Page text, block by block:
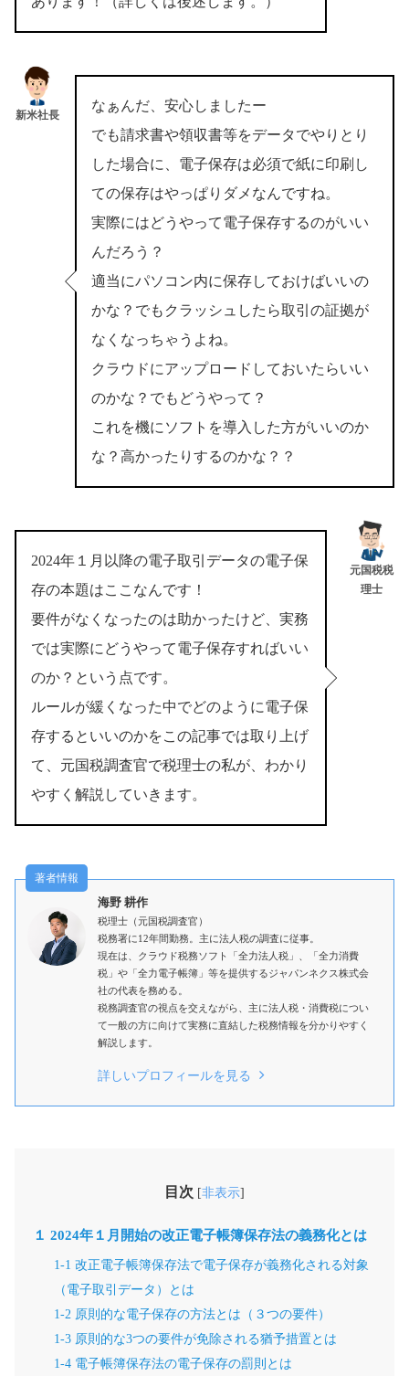
新米社長
なぁんだ、安心しましたー
でも請求書や領収書等をデータでやりとり
した場合に、電子保存は必須で紙に印刷し
ての保存はやっぱりダメなんですね。
実際にはどうやって電子保存するのがいい
んだろう？
適当にパソコン内に保存しておけばいいの
かな？でもクラッシュしたら取引の証拠が
なくなっちゃうよね。
クラウドにアップロードしておいたらいい
のかな？でもどうやって？
これを機にソフトを導入した方がいいのか
な？高かったりするのかな？？
2024年１月以降の電子取引データの電子保
存の本題はここなんです！
要件がなくなったのは助かったけど、実務
では実際にどうやって電子保存すればいい
のか？という点です。
ルールが緩くなった中でどのように電子保
存するといいのかをこの記事では取り上げ
て、元国税調査官で税理士の私が、わかり
やすく解説していきます。
元国税税
理士
海野 耕作
税理士（元国税調査官）
税務署に12年間勤務。主に法人税の調査に従事。
現在は、クラウド税務ソフト「全力法人税」、「全力消費
税」や「全力電子帳簿」等を提供するジャパンネクス株式会
社の代表を務める。
税務調査官の視点を交えながら、主に法人税・消費税につい
て一般の方に向けて実務に直結した税務情報を分かりやすく
解説します。
詳しいプロフィールを見る
目次 [非表示]
１ 2024年１月開始の改正電子帳簿保存法の義務化とは
1-1 改正電子帳簿保存法で電子保存が義務化される対象
（電子取引データ）とは
1-2 原則的な電子保存の方法とは（３つの要件）
1-3 原則的な3つの要件が免除される猶予措置とは
1-4 電子帳簿保存法の電子保存の罰則とは